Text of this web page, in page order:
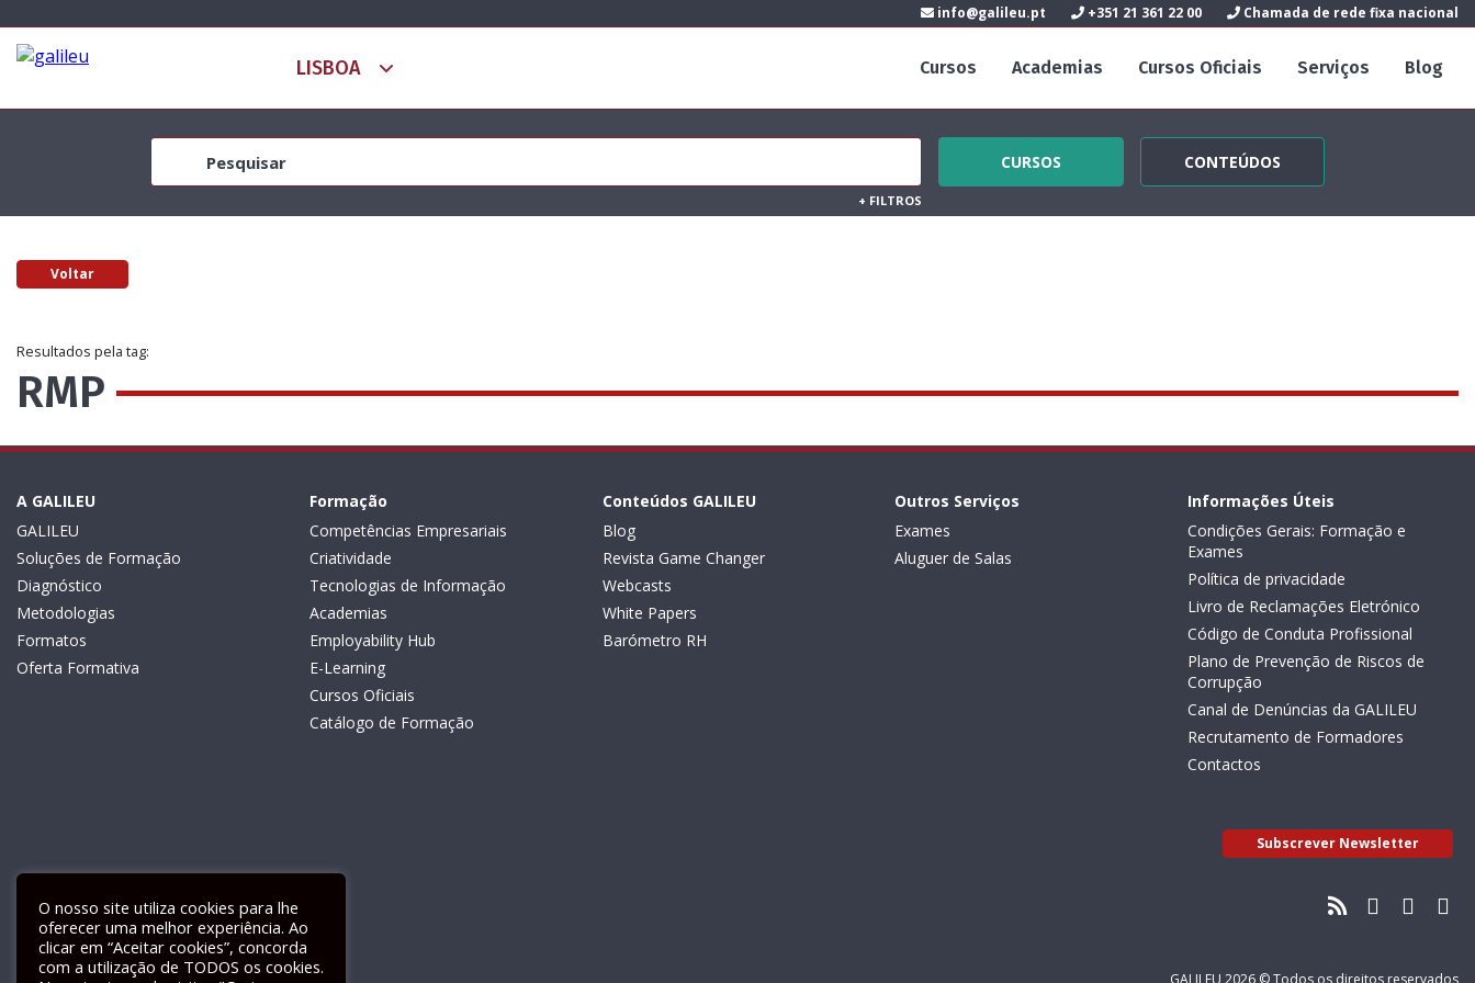
info@galileu.pt +351 21 361 22 00 Chamada de rede fixa nacional
Cursos Academias Cursos Oficiais Serviços Blog
CURSOS CONTEÚDOS
+ FILTROS
Voltar
Resultados pela tag:
RMP
A GALILEU
GALILEU
Soluções de Formação
Diagnóstico
Metodologias
Formatos
Oferta Formativa
Formação
Competências Empresariais
Criatividade
Tecnologias de Informação
Academias
Employability Hub
E-Learning
Cursos Oficiais
Catálogo de Formação
Conteúdos GALILEU
Blog
Revista Game Changer
Webcasts
White Papers
Barómetro RH
Outros Serviços
Exames
Aluguer de Salas
Informações Úteis
Condições Gerais: Formação e
Exames
Política de privacidade
Livro de Reclamações Eletrónico
Código de Conduta Profissional
Plano de Prevenção de Riscos de
Corrupção
Canal de Denúncias da GALILEU
Recrutamento de Formadores
Contactos
Subscrever Newsletter
Livro de Reclamações Electrónico GALILEU 2026 © Todos os direitos reservados
O nosso site utiliza cookies para lhe
oferecer uma melhor experiência. Ao
clicar em “Aceitar cookies”, concorda
com a utilização de TODOS os cookies.